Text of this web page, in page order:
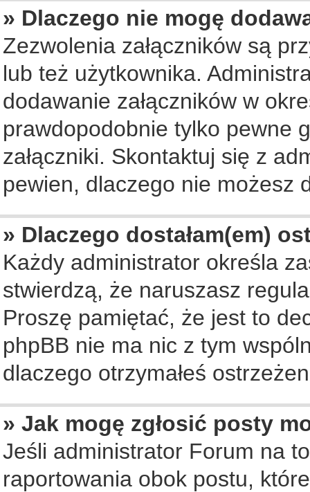
» Dlaczego nie mogę
Zezwolenia załączników są
lub też użytkownika.
dodawanie załączników w
prawdopodobnie tylko pewne
załączniki. Skontaktuj się z
pewien, dlaczego nie możesz
» Dlaczego dostałam(em)
Każdy administrator określa
stwierdzą, że naruszasz
Proszę pamiętać, że jest to
phpBB nie ma nic z tym
dlaczego otrzymałeś
» Jak mogę zgłosić posty
Jeśli administrator Forum na
raportowania obok postu,